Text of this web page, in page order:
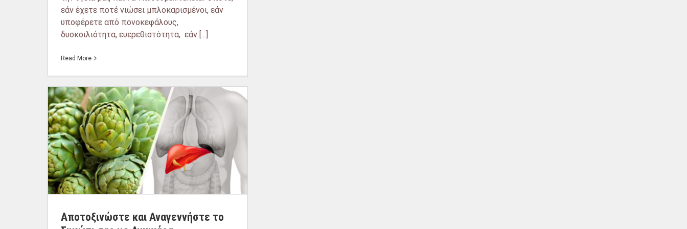
εάν έχετε ποτέ νιώσει μπλοκαρισμένοι, εάν
υποφέρετε από πονοκεφάλους,
δυσκοιλιότητα, ευερεθιστότητα, εάν [...]
Read More
Αποτοξινώστε και Αναγεννήστε το